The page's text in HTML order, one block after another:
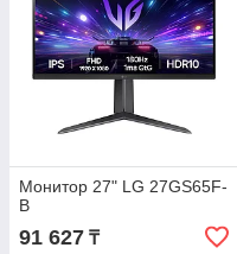
Монитор 27" LG 27GS65F-
B
91 627 ₸